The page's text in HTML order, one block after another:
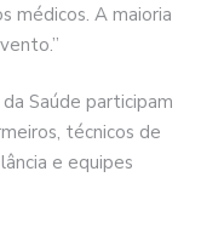
médicos. A maioria
Saúde participam
técnicos de
e equipes